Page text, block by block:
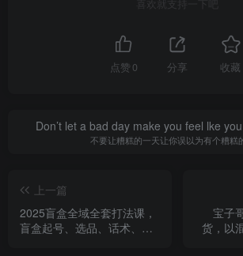
喜欢就支持一下吧
点赞 0 分享 收藏
Don’t let a bad day make you feel lke
不要让糟糕的一天让你误以为有个糟糕
上一篇
2025盲盒全域全套打法课，
盲盒起号、选品、话术、私
宝子
货，以